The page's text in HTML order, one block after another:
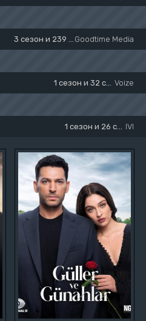
3 сезон и 239 серия Goodtime Media
1 сезон и 32 серия Voize
1 сезон и 26 серия IVI